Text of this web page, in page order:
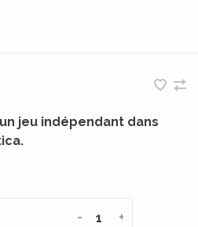
jeu indépendant dans
+
-